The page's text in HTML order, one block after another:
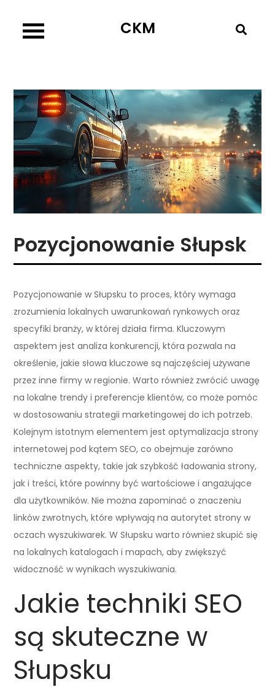
content
CKM
Pozycjonowanie Słupsk
Pozycjonowanie w Słupsku to proces, który wymaga
zrozumienia lokalnych uwarunkowań rynkowych oraz
specyfiki branży, w której działa firma. Kluczowym
aspektem jest analiza konkurencji, która pozwala na
określenie, jakie słowa kluczowe są najczęściej używane
przez inne firmy w regionie. Warto również zwrócić uwagę
na lokalne trendy i preferencje klientów, co może pomóc
w dostosowaniu strategii marketingowej do ich potrzeb.
Kolejnym istotnym elementem jest optymalizacja strony
internetowej pod kątem SEO, co obejmuje zarówno
techniczne aspekty, takie jak szybkość ładowania strony,
jak i treści, które powinny być wartościowe i angażujące
dla użytkowników. Nie można zapominać o znaczeniu
linków zwrotnych, które wpływają na autorytet strony w
oczach wyszukiwarek. W Słupsku warto również skupić się
na lokalnych katalogach i mapach, aby zwiększyć
widoczność w wynikach wyszukiwania.
Jakie techniki SEO
są skuteczne w
Słupsku